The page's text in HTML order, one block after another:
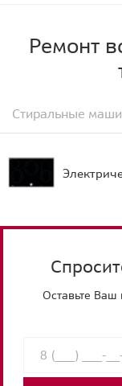
Ремонт
Стиральные
Оставьте